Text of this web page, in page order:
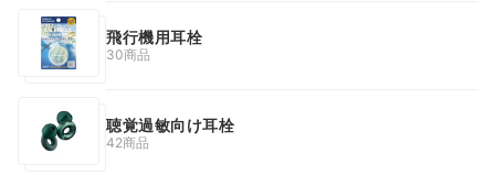
飛行機用耳栓
30商品
聴覚過敏向け耳栓
42商品